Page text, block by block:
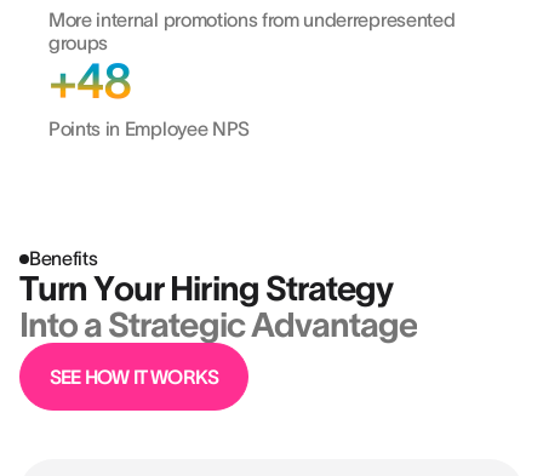
More internal promotions from underrepresented
groups
+48
Points in Employee NPS
Benefits
Turn Your Hiring Strategy
Into a Strategic Advantage
SEE HOW IT WORKS